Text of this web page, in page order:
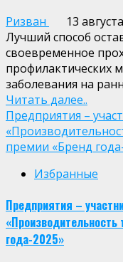
Ризван
13
Лучший способ
своевременное
профилактических
заболевания на
Читать далее..
Предприятия –
премии «Бренд
Избранные
Предприятия –
«Производительность
года-2025»